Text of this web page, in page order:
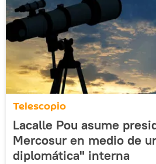
Telescopio
Lacalle Pou asume
Mercosur en medio de
diplomática" interna